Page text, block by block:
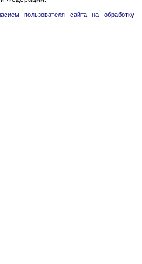
пользователя сайта на обработку